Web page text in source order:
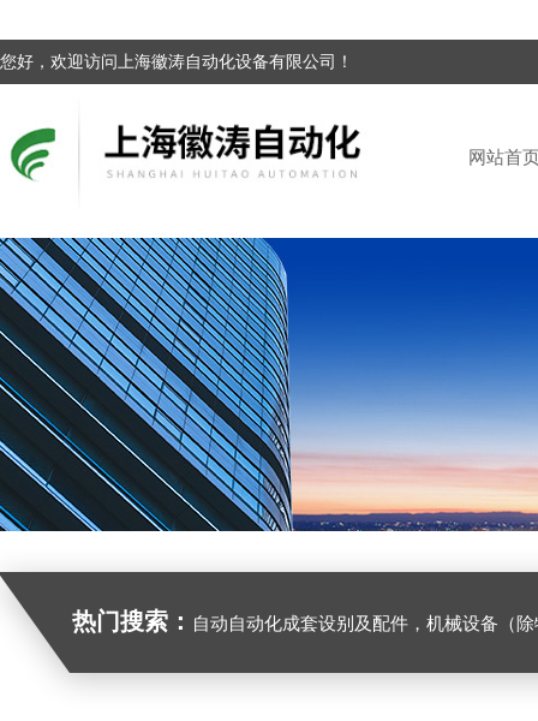
您好，欢迎访问上海徽涛自动化设备有限公司！
网站首
热门搜索： 自动自动化成套设别及配件，机械设备（除特种设备）及配件制造，加工（以上限分支机构经营），设计，批发，零售，模具，五金制品，工具加工（限分支机构经营），设计，批发，零售。五金交电，金属材料，金属制品，不锈钢制品，建筑材料，钢材，橡塑制品，环保设备，润滑剂，汽车配件，摩托车配件的批发，零售。（企业经营涉及行政许可的，凭许可证件经营）化成套设别及配件，机械设备（除特种设